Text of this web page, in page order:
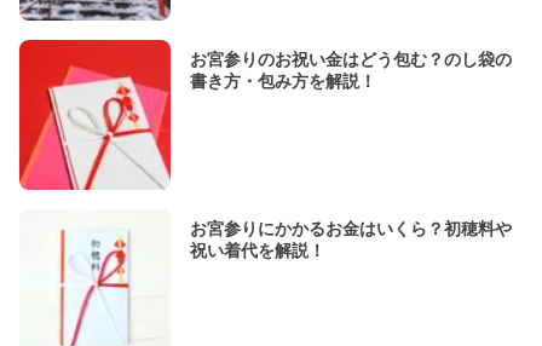
お宮参りのお祝い金はどう包む？のし袋の
書き方・包み方を解説！
お宮参りにかかるお金はいくら？初穂料や
祝い着代を解説！